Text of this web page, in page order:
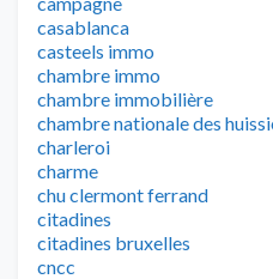
casablanca
casteels immo
chambre immo
chambre immobilière
chambre nationale des
charleroi
charme
chu clermont ferrand
citadines
citadines bruxelles
cncc